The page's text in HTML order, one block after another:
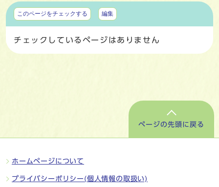
マイページ
このページをチェックする 編集
チェックしているページはありません
ページの先頭に戻る
ホームページについて
プライバシーポリシー(個人情報の取扱い)